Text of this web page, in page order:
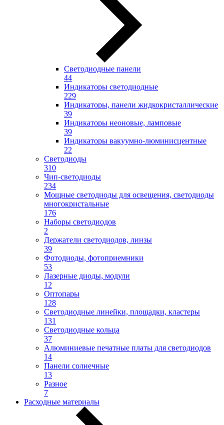
Светодиодные панели
44
Индикаторы светодиодные
229
Индикаторы, панели жидкокристаллические
39
Индикаторы неоновые, ламповые
39
Индикаторы вакуумно-люминисцентные
22
Светодиоды
310
Чип-светодиоды
234
Мощные светодиоды для освещения, светодиоды
многокристальные
176
Наборы светодиодов
2
Держатели светодиодов, линзы
39
Фотодиоды, фотоприемники
53
Лазерные диоды, модули
12
Оптопары
128
Светодиодные линейки, площадки, кластеры
131
Светодиодные кольца
37
Алюминиевые печатные платы для светодиодов
14
Панели солнечные
13
Разное
7
Расходные материалы